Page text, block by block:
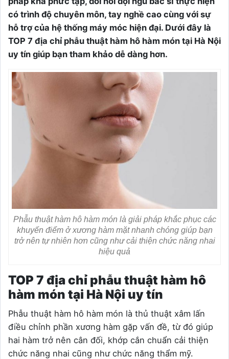
có trình độ chuyên môn, tay nghề cao cùng với sự
hỗ trợ của hệ thống máy móc hiện đại. Dưới đây là
TOP 7 địa chỉ phẫu thuật hàm hô hàm món tại Hà Nội
uy tín giúp bạn tham khảo dễ dàng hơn.
Phẫu thuật hàm hô hàm món là giải pháp khắc phục các
khuyến điểm ở xương hàm mặt nhanh chóng giúp bạn
trở nên tự nhiên hơn cũng như cải thiện chức năng nhai
hiệu quả
TOP 7 địa chỉ phẫu thuật hàm hô
hàm món tại Hà Nội uy tín
Phẫu thuật hàm hô hàm món là thủ thuật xâm lấn
điều chỉnh phần xương hàm gặp vấn đề, từ đó giúp
hai hàm trở nên cân đối, khớp cắn chuẩn cải thiện
chức năng nhai cũng như chức năng thẩm mỹ.